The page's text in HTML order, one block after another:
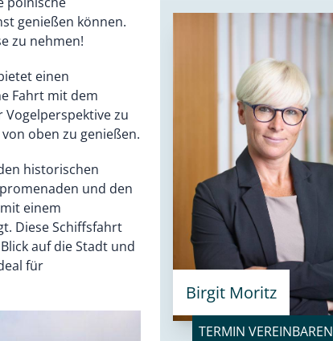
genießen können.
zu nehmen!
einen
Fahrt mit dem
Vogelperspektive zu
oben zu genießen.
historischen
und den
einem
Diese Schiffsfahrt
auf die Stadt und
für
Birgit Moritz
TERMIN VEREINBAREN